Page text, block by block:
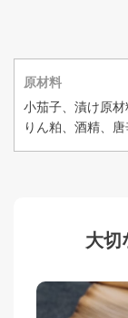
原材料
小茄子、漬け原
りん粕、酒精、
大切